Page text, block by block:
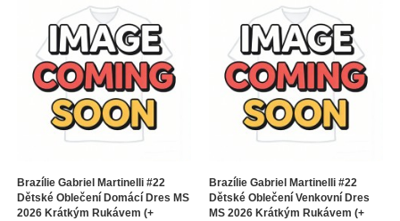
Brazílie Gabriel Martinelli #22
Dětské Oblečení Domácí Dres MS
2026 Krátkým Rukávem (+
Brazílie Gabriel Martinelli #22
Dětské Oblečení Venkovní Dres
MS 2026 Krátkým Rukávem (+